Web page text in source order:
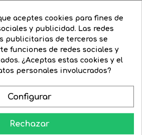
Verde
Oscuro
Verde
Claro
Guirnalda 12m y 180 LEDs...
Precio
regular
66,55 € Precio
49,91 €
De La Misma Categoría:
aceptes cookies para fines de
y publicidad. Las redes
publicitarias de terceros se
funciones de redes sociales y
¿Aceptas estas cookies y el
personales involucrados?
Configurar
Rechazar